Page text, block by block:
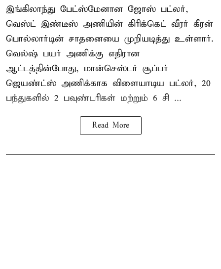
இங்கிலாந்து பேட்ஸ்மேனான ஜோஸ் பட்லர்,
வெஸ்ட் இண்டீஸ் அணியின் கிரிக்கெட் வீரர் கீரன்
பொல்லார்டின் சாதனையை முறியடித்து உள்ளார்.
வெல்ஷ் பயர் அணிக்கு எதிரான
ஆட்டத்தின்போது, மான்செஸ்டர் சூப்பர்
ஜெயண்ட்ஸ் அணிக்காக விளையாடிய பட்லர், 20
பந்துகளில் 2 பவுண்டரிகள் மற்றும் 6 சி ...
Read More